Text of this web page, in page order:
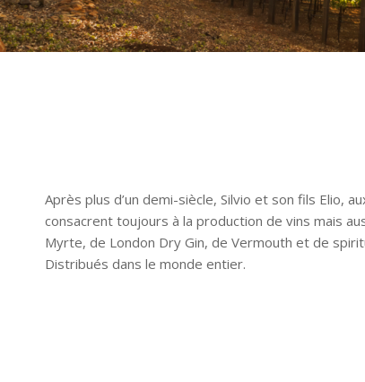
Après plus d’un demi-siècle, Silvio et son fils Elio,
consacrent toujours à la production de vins mais
Myrte, de London Dry Gin, de Vermouth et de
Distribués dans le monde entier.